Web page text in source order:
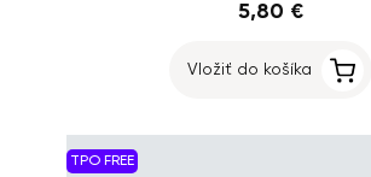
5,80 €
Vložiť do košíka
TPO FREE